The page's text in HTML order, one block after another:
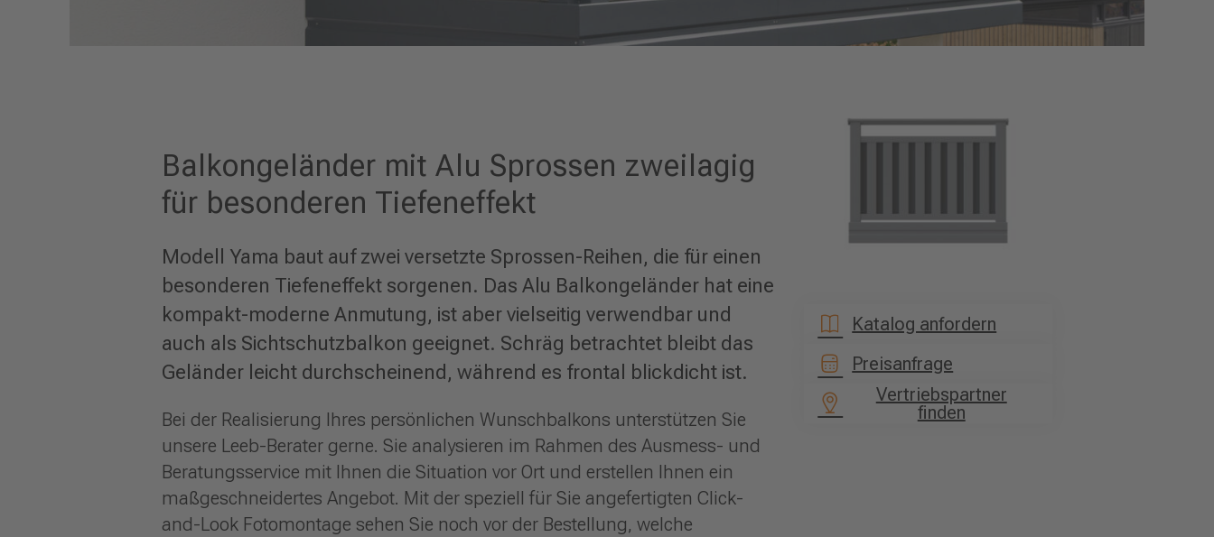
Balkongeländer mit Alu Sprossen zweilagig
für besonderen Tiefeneffekt
Modell Yama baut auf zwei versetzte Sprossen-Reihen, die für einen
besonderen Tiefeneffekt sorgenen. Das Alu Balkongeländer hat eine
kompakt-moderne Anmutung, ist aber vielseitig verwendbar und
auch als Sichtschutzbalkon geeignet. Schräg betrachtet bleibt das
Geländer leicht durchscheinend, während es frontal blickdicht ist.
Bei der Realisierung Ihres persönlichen Wunschbalkons unterstützen Sie
unsere Leeb-Berater gerne. Sie analysieren im Rahmen des Ausmess- und
Beratungsservice mit Ihnen die Situation vor Ort und erstellen Ihnen ein
maßgeschneidertes Angebot. Mit der speziell für Sie angefertigten Click-
and-Look Fotomontage sehen Sie noch vor der Bestellung, welche
Katalog anfordern
Preisanfrage
Vertriebspartner
finden